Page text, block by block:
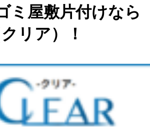
ミ屋敷片付けなら
リア）！